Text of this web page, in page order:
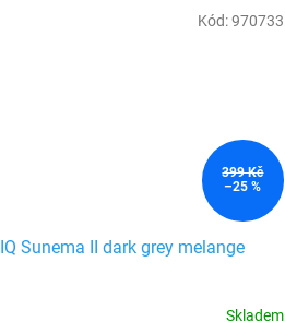
399 Kč
–25 %
IQ Sunema II dark grey melange
Skladem
Kód:970733